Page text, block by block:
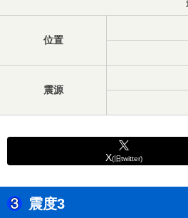
位置
震源
X(旧twitter)
震度3